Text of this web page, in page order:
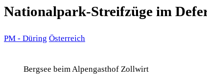
Nationalpark-Streifzüge im
PM - Düring Österreich
Bergsee beim Alpengasthof Zollwirt